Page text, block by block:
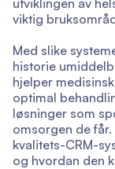
viktig
Med slike
historie
hjelper
optimal
løsninger som
omsorgen de
kvalitets-CRM-
og hvordan den